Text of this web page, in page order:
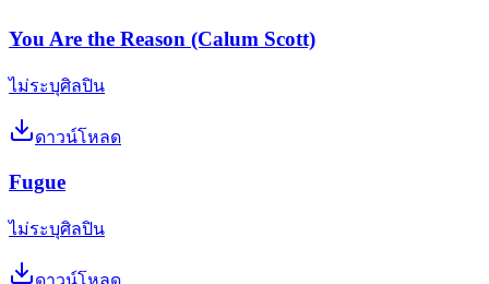
You Are the Reason (Calum Scott)
ไม่ระบุศิลปิน
ดาวน์โหลด
Fugue
ไม่ระบุศิลปิน
ดาวน์โหลด